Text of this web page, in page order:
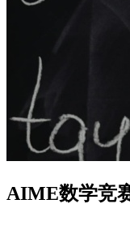
AIME数学竞